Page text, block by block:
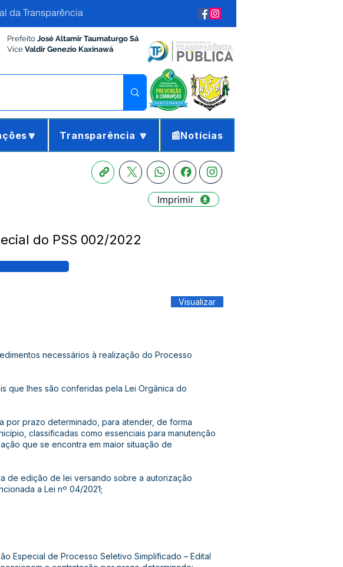
da Transparência
Prefeito José Altamir Taumaturgo Sá
Vice Valdir Genezio Kaxinawá
Transparência 🔽 📰Notícias
Imprimir
do PSS 002/2022
Visualizar
necessários à realização do Processo
que lhes são conferidas pela Lei Orgânica do
por prazo determinado, para atender, de forma
classificadas como essenciais para manutenção
que se encontra em maior situação de
de edição de lei versando sobre a autorização
a Lei nº 04/2021;
Especial de Processo Seletivo Simplificado – Edital